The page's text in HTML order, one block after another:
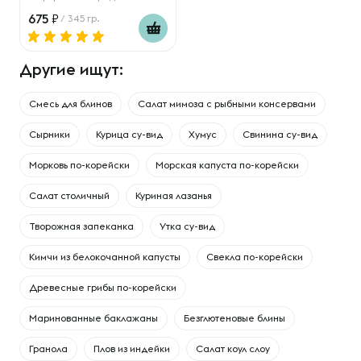
675 / 345 гр.
Другие ищут:
Смесь для блинов Салат мимоза с рыбными консервами
Сырники Курица су-вид Хумус Свинина су-вид
Морковь по-корейски Морская капуста по-корейски
Салат столичный Куриная лазанья
Творожная запеканка Утка су-вид
Кимчи из белокочанной капусты Свекла по-корейски
Древесные грибы по-корейски
Маринованные баклажаны Безглютеновые блины
Гранола Плов из индейки Салат коул слоу